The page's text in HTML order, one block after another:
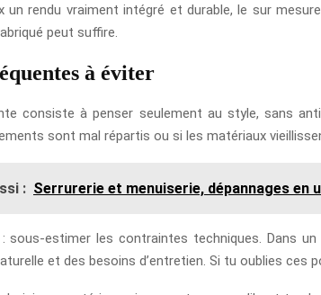
un rendu vraiment intégré et durable, le sur
peut suffire.
à éviter
consiste à penser seulement au style, sans
sont mal répartis ou si les matériaux
: Serrurerie et menuiserie, dépannages en
sous-estimer les contraintes techniques. Dans
et des besoins d’entretien. Si tu oublies